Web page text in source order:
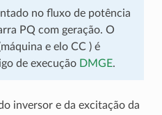
no fluxo de potência
PQ com geração. O
e elo CC ) é
de execução DMGE.
inversor e da excitação da